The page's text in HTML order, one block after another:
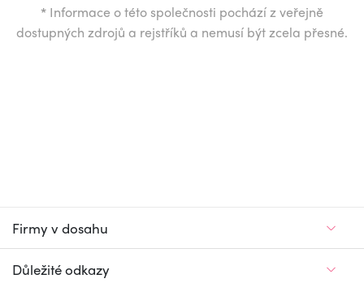
* Informace o této společnosti pochází z veřejně
dostupných zdrojů a rejstříků a nemusí být zcela přesné.
Firmy v dosahu
Důležité odkazy